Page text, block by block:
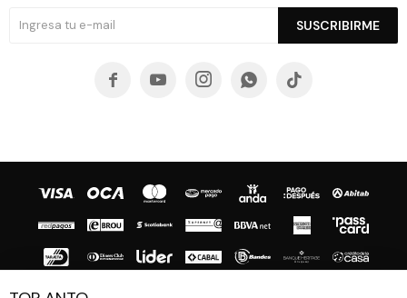
SUSCRIBIRME
    